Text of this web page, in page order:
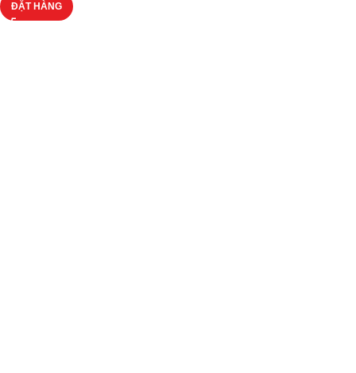
ĐẶT HÀNG